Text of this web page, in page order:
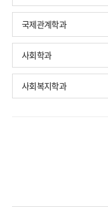
국제관계학과
사회학과
사회복지학과